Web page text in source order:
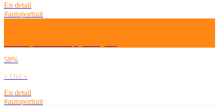
En detail
#autoportrait
58%
« Oui »
En detail
#autoportrait